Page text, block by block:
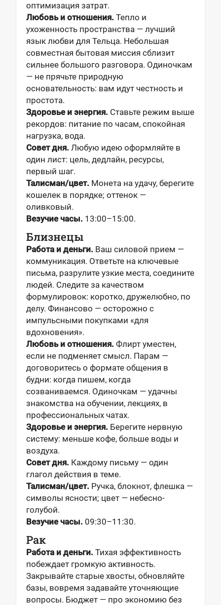
оптимизация затрат.
Любовь и отношения. Тепло и
ухоженность пространства — лучший
язык любви для Тельца. Небольшая
совместная бытовая миссия сблизит
сильнее большого разговора. Одиночкам
— не прячьте природную
основательность: вам идут честность и
простота.
Здоровье и энергия. Ставьте режим выше
рекордов: питание по часам, спокойная
нагрузка, вода.
Совет дня. Любую идею оформляйте в
один лист: цель, дедлайн, ресурсы,
первый шаг.
Талисман/цвет. Монета на удачу, берегите
кошелек в порядке; оттенок —
оливковый.
Везучие часы. 13:00–15:00.
Близнецы
Работа и деньги. Ваш силовой прием —
коммуникация. Ответьте на ключевые
письма, разрулите узкие места, соедините
людей. Следите за качеством
формулировок: коротко, дружелюбно, по
делу. Финансово — осторожно с
импульсными покупками «для
вдохновения».
Любовь и отношения. Флирт уместен,
если не подменяет смысл. Парам —
договоритесь о формате общения в
будни: когда пишем, когда
созваниваемся. Одиночкам — удачны
знакомства на обучении, лекциях, в
профессиональных чатах.
Здоровье и энергия. Берегите нервную
систему: меньше кофе, больше воды и
воздуха.
Совет дня. Каждому письму — один
глагол действия в теме.
Талисман/цвет. Ручка, блокнот, флешка —
символы ясности; цвет — небесно-
голубой.
Везучие часы. 09:30–11:30.
Рак
Работа и деньги. Тихая эффективность
побеждает громкую активность.
Закрывайте старые хвосты, обновляйте
базы, вовремя задавайте уточняющие
вопросы. Бюджет — про экономию без